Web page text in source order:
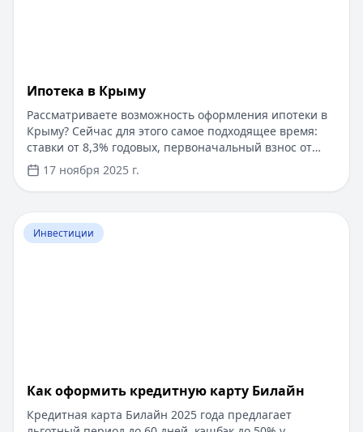
Ипотека в Крыму
Рассматриваете возможность оформления ипотеки в
Крыму? Сейчас для этого самое подходящее время:
ставки от 8,3% годовых, первоначальный взнос от
15%, срок рассмотрения заявки — от 1 дня. Доступны
программы господдержки с пониженной ставкой от
6%. Одобрение без подтверждения дохода справкой
2-НДФЛ, достаточно выписки по счету. Срок
кредитования — до 30 лет.
17 ноября 2025 г.
Перейти к статье: ​Как оформить кредитную карту
Инвестиции
​Как оформить кредитную карту Билайн
Кредитная карта Билайн 2025 года предлагает